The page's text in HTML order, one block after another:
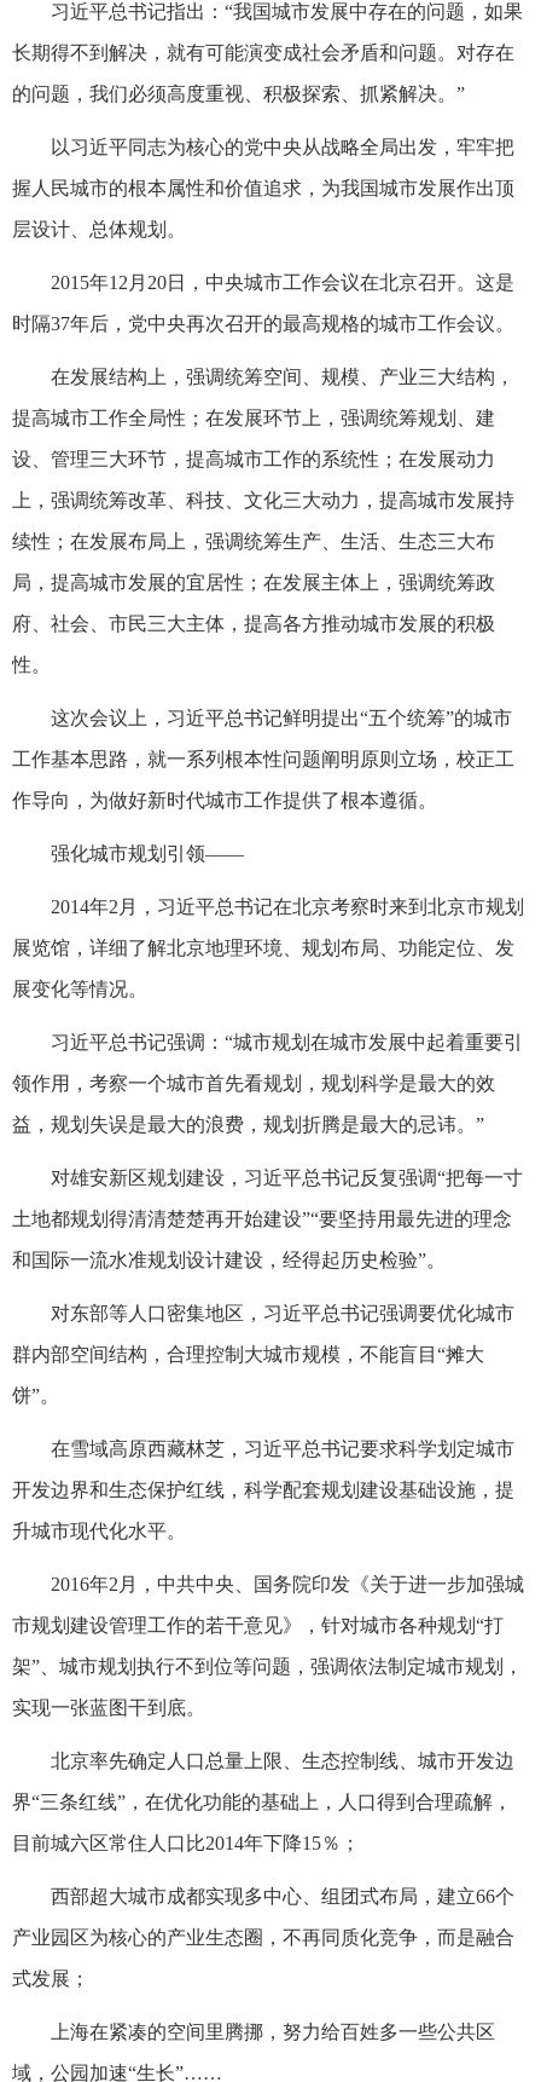
习近平总书记指出：“我国城市发展中存在的问题，如果
长期得不到解决，就有可能演变成社会矛盾和问题。对存在
的问题，我们必须高度重视、积极探索、抓紧解决。”
以习近平同志为核心的党中央从战略全局出发，牢牢把
握人民城市的根本属性和价值追求，为我国城市发展作出顶
层设计、总体规划。
2015年12月20日，中央城市工作会议在北京召开。这是
时隔37年后，党中央再次召开的最高规格的城市工作会议。
在发展结构上，强调统筹空间、规模、产业三大结构，
提高城市工作全局性；在发展环节上，强调统筹规划、建
设、管理三大环节，提高城市工作的系统性；在发展动力
上，强调统筹改革、科技、文化三大动力，提高城市发展持
续性；在发展布局上，强调统筹生产、生活、生态三大布
局，提高城市发展的宜居性；在发展主体上，强调统筹政
府、社会、市民三大主体，提高各方推动城市发展的积极
性。
这次会议上，习近平总书记鲜明提出“五个统筹”的城市
工作基本思路，就一系列根本性问题阐明原则立场，校正工
作导向，为做好新时代城市工作提供了根本遵循。
强化城市规划引领——
2014年2月，习近平总书记在北京考察时来到北京市规划
展览馆，详细了解北京地理环境、规划布局、功能定位、发
展变化等情况。
习近平总书记强调：“城市规划在城市发展中起着重要引
领作用，考察一个城市首先看规划，规划科学是最大的效
益，规划失误是最大的浪费，规划折腾是最大的忌讳。”
对雄安新区规划建设，习近平总书记反复强调“把每一寸
土地都规划得清清楚楚再开始建设”“要坚持用最先进的理念
和国际一流水准规划设计建设，经得起历史检验”。
对东部等人口密集地区，习近平总书记强调要优化城市
群内部空间结构，合理控制大城市规模，不能盲目“摊大
饼”。
在雪域高原西藏林芝，习近平总书记要求科学划定城市
开发边界和生态保护红线，科学配套规划建设基础设施，提
升城市现代化水平。
2016年2月，中共中央、国务院印发《关于进一步加强城
市规划建设管理工作的若干意见》，针对城市各种规划“打
架”、城市规划执行不到位等问题，强调依法制定城市规划，
实现一张蓝图干到底。
北京率先确定人口总量上限、生态控制线、城市开发边
界“三条红线”，在优化功能的基础上，人口得到合理疏解，
目前城六区常住人口比2014年下降15％；
西部超大城市成都实现多中心、组团式布局，建立66个
产业园区为核心的产业生态圈，不再同质化竞争，而是融合
式发展；
上海在紧凑的空间里腾挪，努力给百姓多一些公共区
域，公园加速“生长”……